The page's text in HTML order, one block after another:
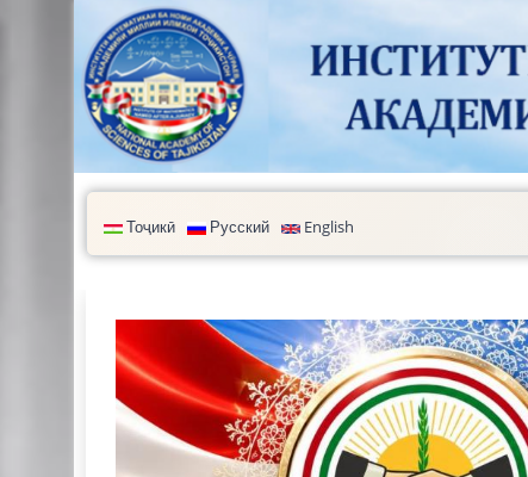
Перейти к основному содержанию
Тоҷикӣ Русский English